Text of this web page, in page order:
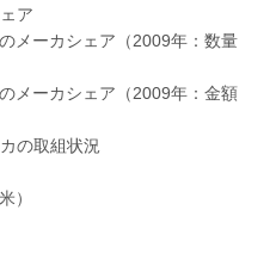
ア
メーカシェア（2009年：数量
メーカシェア（2009年：金額
の取組状況
）